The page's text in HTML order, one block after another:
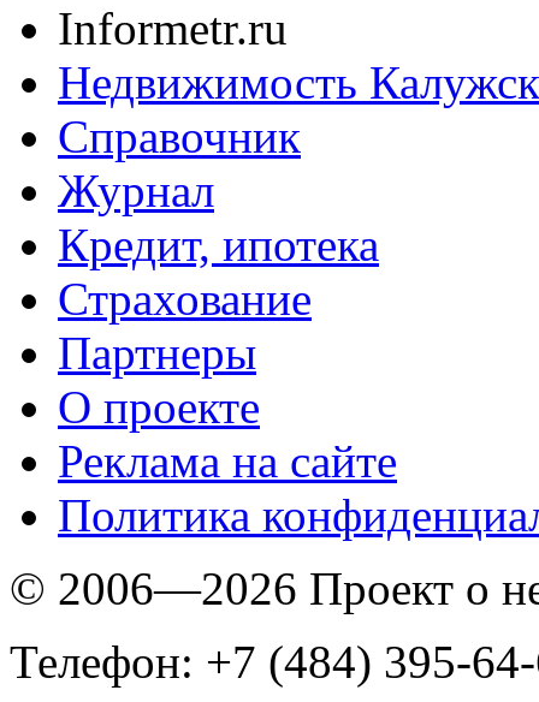
Informetr.ru
Недвижимость
Справочник
Журнал
Кредит, ипотека
Страхование
Партнеры
O проекте
Реклама на сайте
Политика
© 2006—2026 Проект о
Телефон: +7 (484) 395-